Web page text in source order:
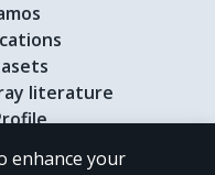
literature
enhance your